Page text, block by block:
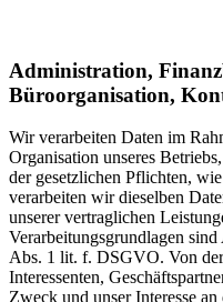
Administration,
Büroorganisation,
Wir verarbeiten Daten im
Organisation unseres
der gesetzlichen Pflichten,
verarbeiten wir dieselben
unserer vertraglichen
Verarbeitungsgrundlagen
Abs. 1 lit. f. DSGVO. Von
Interessenten,
Zweck und unser Interesse